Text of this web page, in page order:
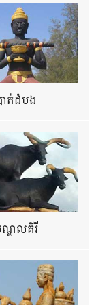
ត់ដំបង
ឌលគីរី